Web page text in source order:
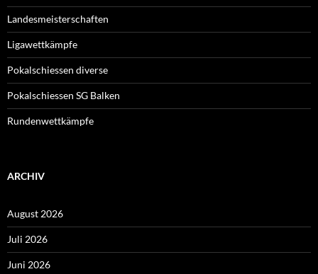
Landesmeisterschaften
Ligawettkämpfe
Pokalschiessen diverse
Pokalschiessen SG Balken
Rundenwettkämpfe
ARCHIV
August 2026
Juli 2026
Juni 2026